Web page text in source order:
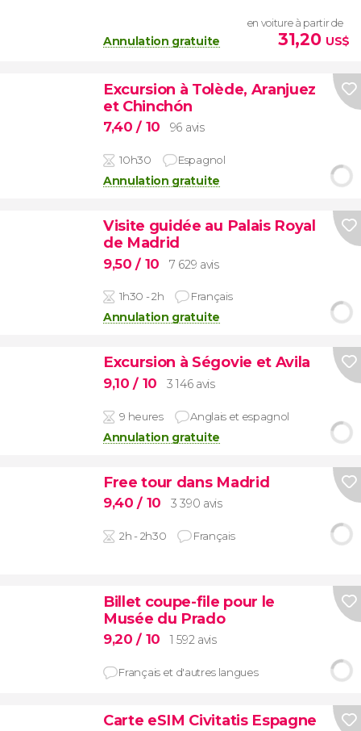
Annulation gratuite
en voiture à partir de
31,20 US$
Excursion à Tolède, Aranjuez
et Chinchón
7,40/ 10 96 avis
10h30 Espagnol
Annulation gratuite
Visite guidée au Palais Royal
de Madrid
9,50/ 10 7 629 avis
1h30 - 2h Français
Annulation gratuite
Excursion à Ségovie et Avila
9,10/ 10 3 146 avis
9 heures Anglais et espagnol
Annulation gratuite
Free tour dans Madrid
9,40/ 10 3 390 avis
2h - 2h30 Français
Billet coupe-file pour le
Musée du Prado
9,20/ 10 1 592 avis
Français et d'autres langues
Carte eSIM Civitatis Espagne